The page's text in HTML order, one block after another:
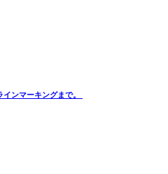
ンマーキングまで。